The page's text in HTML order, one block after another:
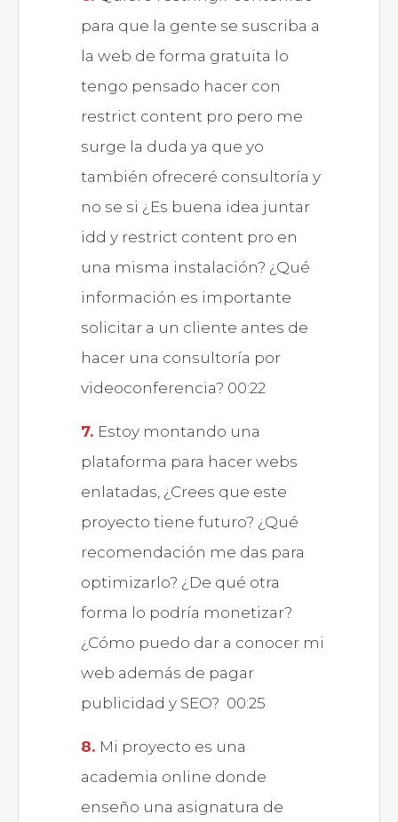
para que la gente se suscriba a
la web de forma gratuita lo
tengo pensado hacer con
restrict content pro pero me
surge la duda ya que yo
también ofreceré consultoría y
no se si ¿Es buena idea juntar
idd y restrict content pro en
una misma instalación? ¿Qué
información es importante
solicitar a un cliente antes de
hacer una consultoría por
videoconferencia? 00:22
Estoy montando una
plataforma para hacer webs
enlatadas, ¿Crees que este
proyecto tiene futuro? ¿Qué
recomendación me das para
optimizarlo? ¿De qué otra
forma lo podría monetizar?
¿Cómo puedo dar a conocer mi
web además de pagar
publicidad y SEO? 00:25
Mi proyecto es una
academia online donde
enseño una asignatura de